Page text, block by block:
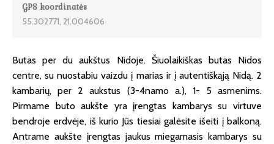
GPS koordinatės
55.302771, 21.004606
Butas per du aukštus Nidoje. Šiuolaikiškas butas Nidos
centre, su nuostabiu vaizdu į marias ir į autentiškąją Nidą. 2
kambarių, per 2 aukstus (3-4namo a.), 1- 5 asmenims.
Pirmame buto aukšte yra įrengtas kambarys su virtuve
bendroje erdvėje, iš kurio Jūs tiesiai galėsite išeiti į balkoną.
Antrame aukšte įrengtas jaukus miegamasis kambarys su